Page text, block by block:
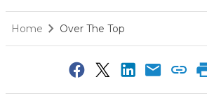
Home Over The Top